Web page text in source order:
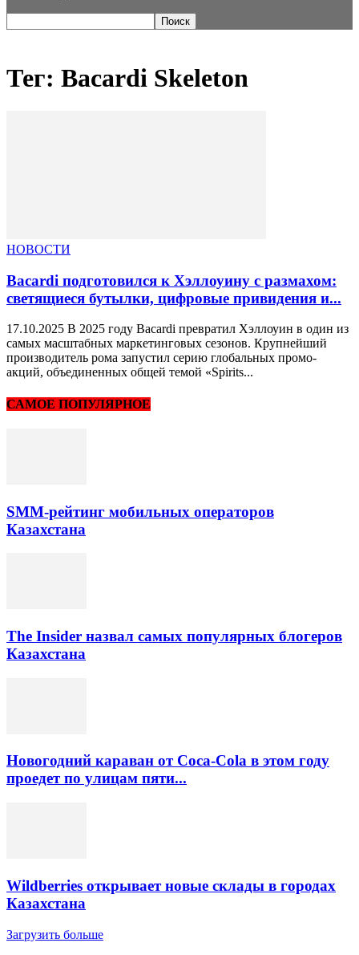
Тег: Bacardi Skeleton
НОВОСТИ
Bacardi подготовился к Хэллоуину с размахом:
светящиеся бутылки, цифровые привидения и...
17.10.2025 В 2025 году Bacardi превратил Хэллоуин в один из
самых масштабных маркетинговых сезонов. Крупнейший
производитель рома запустил серию глобальных промо-
акций, объединенных общей темой «Spirits...
САМОЕ ПОПУЛЯРНОЕ
SMM-рейтинг мобильных операторов
Казахстана
The Insider назвал самых популярных блогеров
Казахстана
Новогодний караван от Coca-Cola в этом году
проедет по улицам пяти...
Wildberries открывает новые склады в городах
Казахстана
Загрузить больше